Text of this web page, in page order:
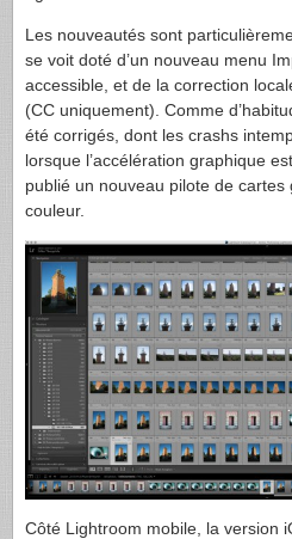
Les nouveautés sont
se voit doté d’un nouveau menu
accessible, et de la correction
(CC uniquement). Comme
été corrigés, dont les crashs
lorsque l’accélération graphique
publié un nouveau pilote de
couleur.
Côté Lightroom mobile, la version